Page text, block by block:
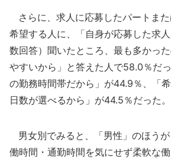
さらに、求人に応募したパートま
希望する人に、「自身が応募した求
数回答）聞いたところ、最も多かっ
やすいから」と答えた人で58.0％だ
の勤務時間帯だから」が44.9％、「
日数が選べるから」が44.5％だった。
男女別でみると、「男性」のほう
働時間・通勤時間を気にせず柔軟な